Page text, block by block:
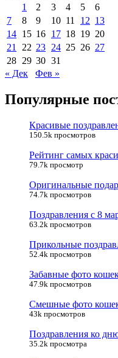
1
2 3 4 5
6
7
8 9 10 11 12 13
14 15 16 17 18 19 20
21
22 23 24 25 26 27
28 29 30 31
« Дек
Фев »
Популярные
Красивые
150.5k просмотров
Рейтинг самых
79.7k просмотр
Оригинальные
74.7k просмотров
Поздравления с 8
63.2k просмотров
Прикольные
52.4k просмотров
Забавные фото
47.9k просмотров
Смешные фото
43k просмотров
Поздравления ко
35.2k просмотра